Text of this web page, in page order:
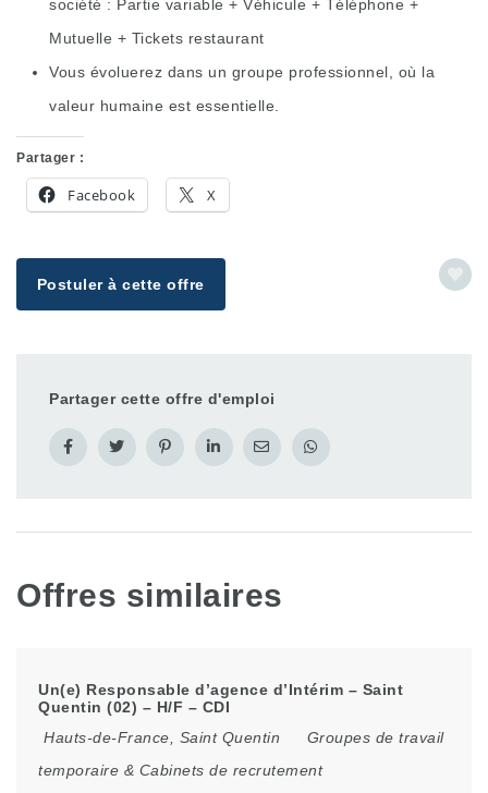
société : Partie variable + Véhicule + Téléphone +
Mutuelle + Tickets restaurant
Vous évoluerez dans un groupe professionnel, où la
valeur humaine est essentielle.
Partager :
Facebook X
Postuler à cette offre
Partager cette offre d'emploi
Offres similaires
Un(e) Responsable d’agence d’Intérim – Saint
Quentin (02) – H/F – CDI
Hauts-de-France
Saint Quentin
Groupes de travail
temporaire & Cabinets de recrutement